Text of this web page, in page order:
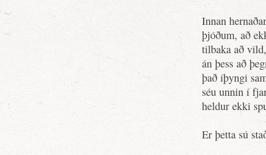
Innan
þjóðum, að
tilbaka að
án þess að
það íþyngi
séu unnin í
heldur ekki
Er þetta sú